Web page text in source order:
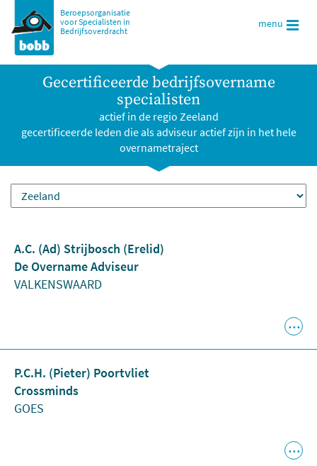
Beroepsorganisatie
voor Specialisten in
Bedrijfsoverdracht
menu
Gecertificeerde bedrijfsovername
specialisten
actief in de regio Zeeland
gecertificeerde leden die als adviseur actief zijn in het hele
overnametraject
A.C. (Ad) Strijbosch (Erelid)
De Overname Adviseur
VALKENSWAARD
P.C.H. (Pieter) Poortvliet
Crossminds
GOES